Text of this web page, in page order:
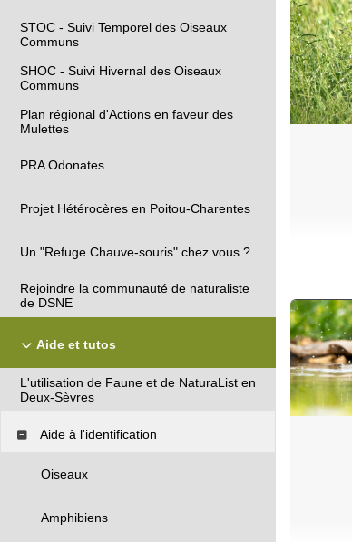
STOC - Suivi Temporel des Oiseaux
Communs
SHOC - Suivi Hivernal des Oiseaux
Communs
Plan régional d'Actions en faveur des
Mulettes
PRA Odonates
Projet Hétérocères en Poitou-Charentes
Un "Refuge Chauve-souris" chez vous ?
Rejoindre la communauté de naturaliste
de DSNE
Aide et tutos
L'utilisation de Faune et de NaturaList en
Deux-Sèvres
Aide à l'identification
Oiseaux
Amphibiens